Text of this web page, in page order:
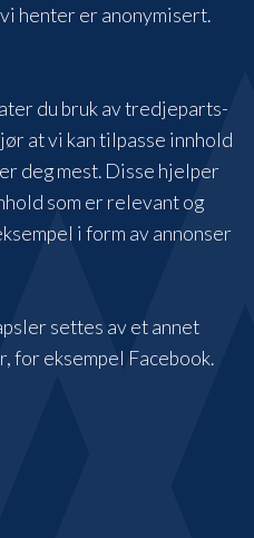
henter er anonymisert.
du bruk av tredjeparts-
at vi kan tilpasse innhold
deg mest. Disse hjelper
som er relevant og
i form av annonser
settes av et annet
for eksempel Facebook.